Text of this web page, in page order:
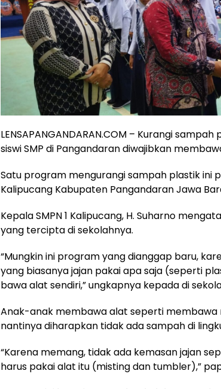
LENSAPANGANDARAN.COM – Kurangi
siswi SMP di Pangandaran diwajibkan
Satu program mengurangi sampah plastik ini
Kalipucang Kabupaten Pangandaran Jawa
Kepala SMPN 1 Kalipucang, H. Suharno
yang tercipta di sekolahnya.
“Mungkin ini program yang dianggap baru,
yang biasanya jajan pakai apa saja (seperti
bawa alat sendiri,” ungkapnya kepada di
Anak-anak membawa alat seperti membawa
nantinya diharapkan tidak ada sampah di
“Karena memang, tidak ada kemasan jajan
harus pakai alat itu (misting dan tumbler),”